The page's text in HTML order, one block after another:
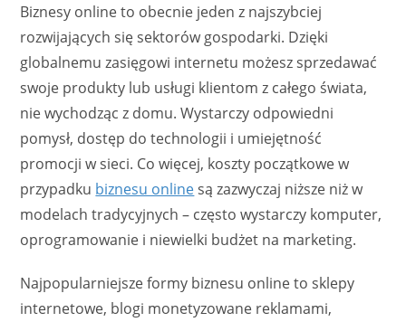
Biznesy online to obecnie jeden z najszybciej
rozwijających się sektorów gospodarki. Dzięki
globalnemu zasięgowi internetu możesz sprzedawać
swoje produkty lub usługi klientom z całego świata,
nie wychodząc z domu. Wystarczy odpowiedni
pomysł, dostęp do technologii i umiejętność
promocji w sieci. Co więcej, koszty początkowe w
przypadku biznesu onlinesą zazwyczaj niższe niż w
modelach tradycyjnych – często wystarczy komputer,
oprogramowanie i niewielki budżet na marketing.
Najpopularniejsze formy biznesu online to sklepy
internetowe, blogi monetyzowane reklamami,